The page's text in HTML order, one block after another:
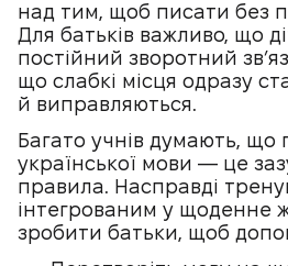
над тим, щоб писати без
Для батьків важливо, що
постійний зворотний
що слабкі місця одразу
й виправляються.
Багато учнів думають, що
української мови — це
правила. Насправді
інтегрованим у щоденне
зробити батьки, щоб